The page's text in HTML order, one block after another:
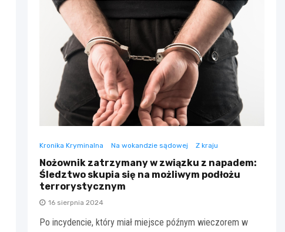
Kronika Kryminalna Na wokandzie sądowej Z kraju
Nożownik zatrzymany w związku z napadem:
Śledztwo skupia się na możliwym podłożu
terrorystycznym
16 sierpnia 2024
Po incydencie, który miał miejsce późnym wieczorem w